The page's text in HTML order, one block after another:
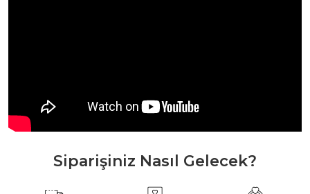
Siparişiniz Nasıl Gelecek?